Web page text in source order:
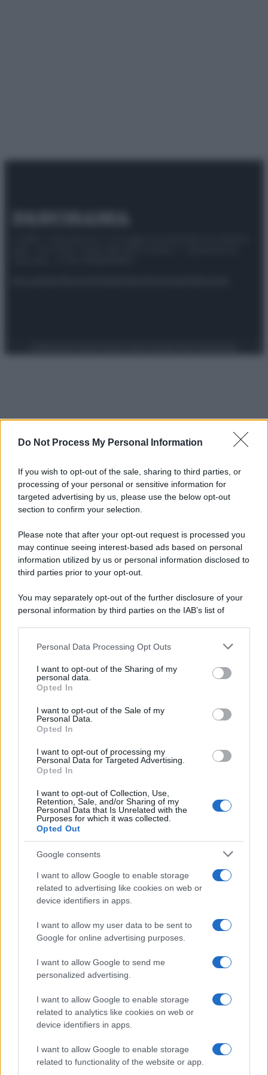
Do Not Process My Personal Information
If you wish to opt-out of the sale, sharing to third parties, or
processing of your personal or sensitive information for
targeted advertising by us, please use the below opt-out
section to confirm your selection.
Please note that after your opt-out request is processed you
may continue seeing interest-based ads based on personal
information utilized by us or personal information disclosed to
third parties prior to your opt-out.
You may separately opt-out of the further disclosure of your
personal information by third parties on the IAB’s list of
This information may also be disclosed by us to third parties
disclose it to other third parties.
Please note that this website/app uses one or more Google
services and may gather and store information including but
not limited to your visit or usage behaviour. You may click to
grant or deny consent to Google and its third-party tags to
consent section.
Personal Data Processing Opt Outs
I want to opt-out of the Sharing of my
personal data.
Opted In
I want to opt-out of the Sale of my
Personal Data.
Opted In
I want to opt-out of processing my
Personal Data for Targeted Advertising.
Opted In
I want to opt-out of Collection, Use,
Retention, Sale, and/or Sharing of my
Personal Data that Is Unrelated with the
Purposes for which it was collected.
Opted Out
Google consents
I want to allow Google to enable storage
related to advertising like cookies on web or
device identifiers in apps.
I want to allow my user data to be sent to
Google for online advertising purposes.
I want to allow Google to send me
personalized advertising.
I want to allow Google to enable storage
related to analytics like cookies on web or
device identifiers in apps.
I want to allow Google to enable storage
related to functionality of the website or app.